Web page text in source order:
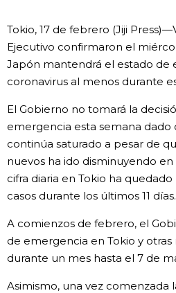
Vida
Guía de Japón
Vídeos e imágenes
En profundidad
Más
Noticias
Datos de Japón
official
Tokio, 17 de febrero (Jiji
Ejecutivo confirmaron el
Japón mantendrá el estado de
coronavirus al menos durante
El Gobierno no tomará la
emergencia esta semana dado
continúa saturado a pesar de
nuevos ha ido disminuyendo
cifra diaria en Tokio ha
casos durante los últimos 11 días.
A comienzos de febrero, el
de emergencia en Tokio y
durante un mes hasta el 7 de
Asimismo, una vez comenzada